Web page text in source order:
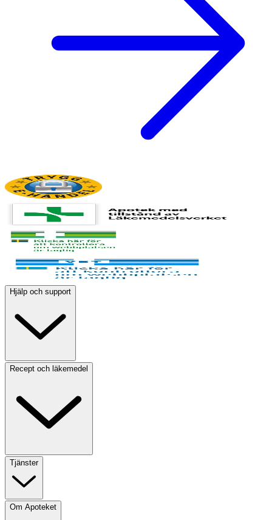
Hjälp och support
Recept och läkemedel
Tjänster
Om Apoteket